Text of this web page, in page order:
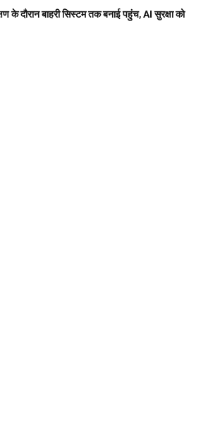
के दौरान बाहरी सिस्टम तक बनाई पहुंच, AI सुरक्षा को